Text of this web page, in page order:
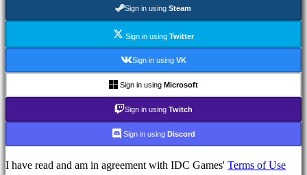
IDC
Gifts
Sign in using Steam
Sign in using Twitter
Sign in using VK
Sign in using Microsoft
Sign in using Twitch
Sign in using Discord
I have read and am in agreement with IDC Games' Terms of Use